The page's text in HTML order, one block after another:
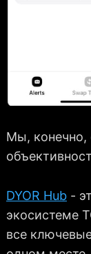
Мы, конечно,
DYOR Hub -
экосистеме
все